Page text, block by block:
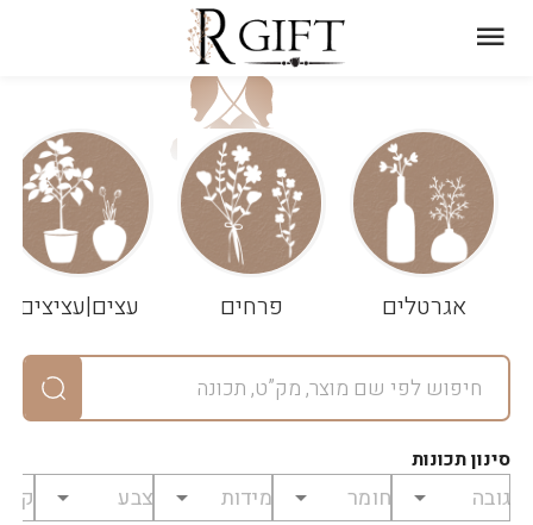
אגרטלים פרחים עצים|עציצים
סינון תכונות
עגלת
שלך
ניקוי
הסל
במארז
מחיר
לפני
₪0